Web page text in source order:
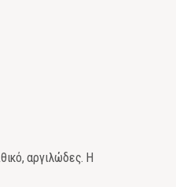
αργιλώδες. Η